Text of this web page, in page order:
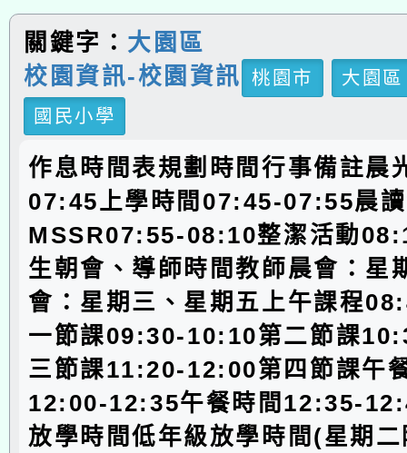
關鍵字： 大園區
校園資訊-校園資訊
桃園市
大園區
國民小學
作息時間表規劃時間行事備註晨
07:45上學時間07:45-07:55晨
MSSR07:55-08:10整潔活動
生朝會、導師時間教師晨會：星
會：星期三、星期五上午課程
一節課09:30-10:10第二節課
三節課11:20-12:00第四節課午
12:00-12:35午餐時間12:35-
放學時間低年級放學時間(星期